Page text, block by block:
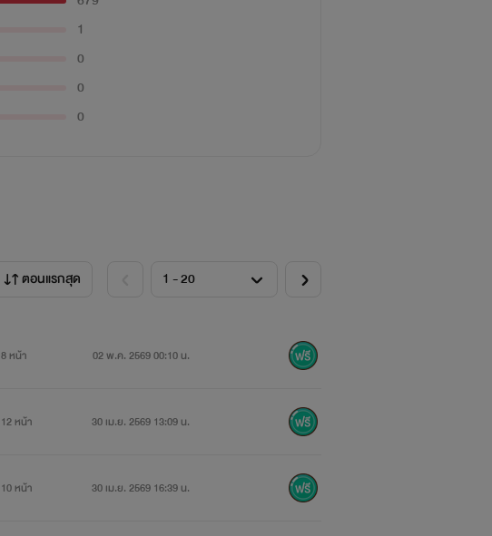
1
0
0
0
ตอนแรกสุด
8 หน้า 02 พ.ค. 2569 00:10 น.
12 หน้า 30 เม.ย. 2569 13:09 น.
10 หน้า 30 เม.ย. 2569 16:39 น.